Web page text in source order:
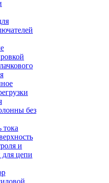
без
тока
и
для цепи